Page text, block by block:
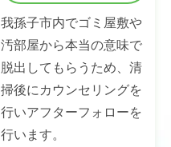
我孫子市内でゴミ屋敷や
汚部屋から本当の意味で
脱出してもらうため、清
掃後にカウンセリングを
行いアフターフォローを
行います。